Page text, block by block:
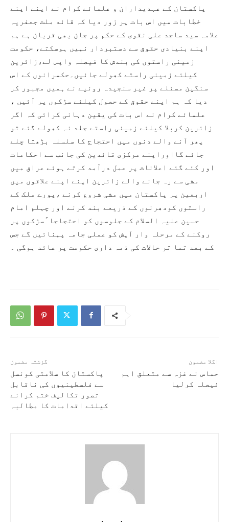
پاکستان کے عہدیداران و علمائے کرام نے اپنے اپنے
خطابات میں اس بات پر زور دیا کہ قائد ملت جعفریہ
علامہ سید ساجد علی نقوی کے حکم پر جان بھی قربان ہے ہم
اپنے بنیادی حقوق سے دستبردار نہیں ہوسکتے، حکومت
زمینی راستوں کی بندش کا فیصلہ واپس لے،زائرین
کیلئے زمینی راستے کھولے جائیں۔حکمرانوں کے اس
سنگین مسئلے پر غیر سنجیدہ روئیے نے ہمیں مجبور کر
دیا کہ ہم اپنے حقوق کے حصول کیلئے سڑکوں پر آئیں ،
علمائے کرام نے اس بات کی یقین دہانی کرائی کہ اگر
زائرین کربلا کیلئے زمینی راستے جلد نہ کھولے گئے تو
پھر آنے والے دنوں میں احتجاج کا سلسلہ بڑھتا چلے
جائے گااوراپنے مرکزی قائدین کی جانب سے احکامات
اور کئے گئے اعلانات پر عمل درآمد کرتے ہوئے عراق میں
مشی سے رہ جانے والے زائرین اپنے اپنے علاقوں میں
اربعین پر پاکستان میں مشی شروع کرنے ،پورے ملک کے
راستوں کودھرنوں کے ذریعے بند کرنے اور چہلم امام
حسین علیہ السلام کے جلوسوں کو احتجاجا ًسڑکوں پر
روکنے کے مرحلہ وار آپش کو عملی جامہ پہنائیں گے جس
کے بعد تما تر حالات کی ذمہ داری حکومت پر عائد ہوگی ۔
گزشتہ مضمون
پاکستان کا سلامتی کونسل
سے فلسطینیوں کی ناقابل
تصور تکالیف ختم کرانے
کیلئے اقدامات کا مطالبہ
اگلا مضمون
حماس نے غزہ سے متعلق اہم
فیصلہ کرلیا